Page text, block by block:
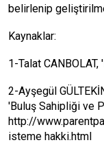
belirlenip
Kaynaklar:
1-Talat CANBOLAT,
2-Ayşegül
'Buluş Sahipliği ve
http://
isteme hakki.html